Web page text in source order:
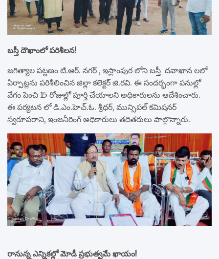
బస్తీ దౌఖాంలో పరిశీలన!
జగిత్యాల పట్టణం టి.ఆర్. నగర్ , ఇస్లాంపుర లోని బస్తీ దవాఖాన లలో
ఏర్పాట్లను పరిశీలించిన జిల్లా కలెక్టర్ జి.రవి. ఈ సందర్భంగా పనుల్లో
వేగం పెంచి 15 రోజుల్లో పూర్తి చేయాలని అధికారులను ఆదేశించారు.
ఈ పర్యటన లో డి.ఎం.హెచ్.ఓ. శ్రీధర్, మున్సిపల్ కమిషనర్
స్వరూపరాని, ఇంజనీరింగ్ అధికారులు తదితరులు పాల్గొన్నారు.
రానున్న ఎన్నికల్లో మోడీ ప్రభుత్వమే ఖాయం!